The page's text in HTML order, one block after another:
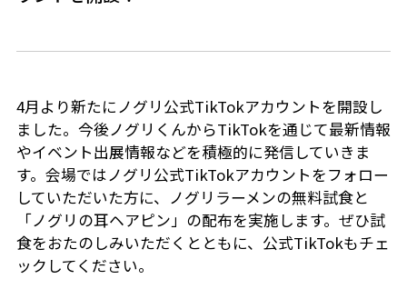
4月より新たにノグリ公式TikTokアカウントを開設し
ました。今後ノグリくんからTikTokを通じて最新情報
やイベント出展情報などを積極的に発信していきま
す。会場ではノグリ公式TikTokアカウントをフォロー
していただいた方に、ノグリラーメンの無料試食と
「ノグリの耳ヘアピン」の配布を実施します。ぜひ試
食をおたのしみいただくとともに、公式TikTokもチェ
ックしてください。